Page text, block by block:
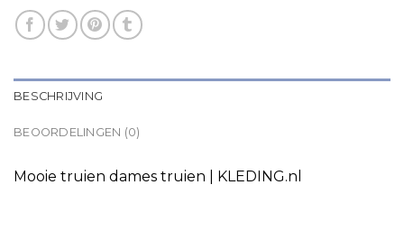
BESCHRIJVING
BEOORDELINGEN (0)
Mooie truien dames truien | KLEDING.nl